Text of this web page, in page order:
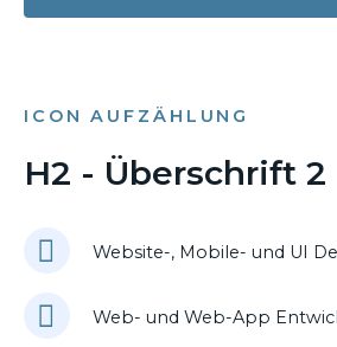
ICON AUFZÄHLUNG
H2 - Überschrift 2
Website-, Mobile- und UI
Web- und Web-App